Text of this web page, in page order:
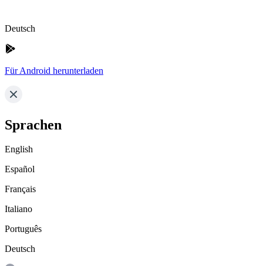
Deutsch
Für Android herunterladen
Sprachen
English
Español
Français
Italiano
Português
Deutsch